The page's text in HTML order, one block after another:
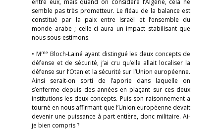
entre eux, mais quand on considère l’Algérie, cela ne
semble pas très prometteur. Le fléau de la balance est
constitué par la paix entre Israël et l’ensemble du
monde arabe ; celle-ci aura un impact stabilisant que
nous sous-estimons.
• MmeBloch-Lainé ayant distingué les deux concepts de
défense et de sécurité, j’ai cru qu’elle allait localiser la
défense sur l’Otan et la sécurité sur l’Union européenne.
Ainsi serait-on sorti de l’aporie dans laquelle on
s’enferme depuis des années en plaçant sur ces deux
institutions les deux concepts. Puis son raisonnement a
tourné en nous affirmant que l’Union européenne devait
devenir une puissance à part entière, donc militaire. Ai-
je bien compris ?